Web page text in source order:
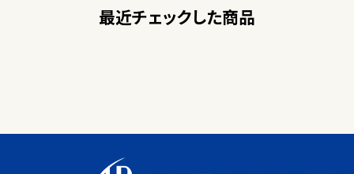
最近チェックした商品